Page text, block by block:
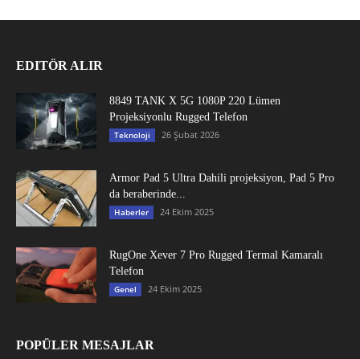
EDITÖR ALIR
8849 TANK X 5G 1080P 220 Lümen
Projeksiyonlu Rugged Telefon
Teknoloji 26 Şubat 2026
Armor Pad 5 Ultra Dahili projeksiyon, Pad 5 Pro
da beraberinde...
Haberler 24 Ekim 2025
RugOne Xever 7 Pro Rugged Termal Kamaralı
Telefon
Genel 24 Ekim 2025
POPÜLER MESAJLAR